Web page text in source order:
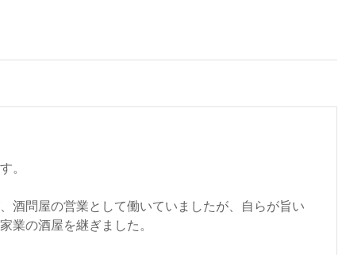
。
酒問屋の営業として働いていましたが、自らが旨い
業の酒屋を継ぎました。